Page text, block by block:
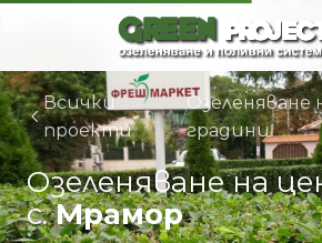
content
Всички
проекти
/
Озеленяване
градини
Озеленяване на
с. Мрамор